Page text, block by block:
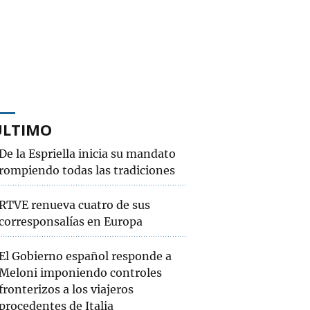
la Espriella inicia su mandato
todas las tradiciones
renueva cuatro de sus
en Europa
Gobierno español responde a
imponiendo controles
a los viajeros
de Italia